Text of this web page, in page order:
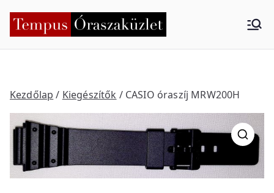
Tempus
küzlet
Kezdőlap / Kiegészítők / CASIO óraszíj MRW200H